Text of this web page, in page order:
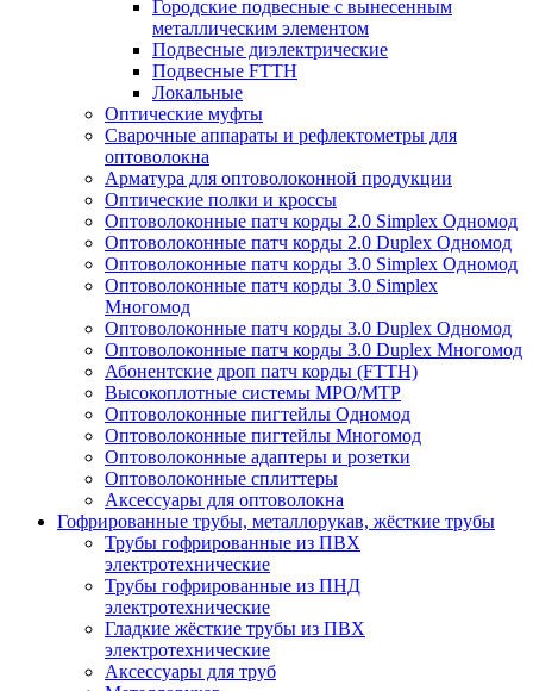
Городские подвесные с вынесенным
металлическим элементом
Подвесные диэлектрические
Подвесные FTTH
Локальные
Оптические муфты
Сварочные аппараты и рефлектометры для
оптоволокна
Арматура для оптоволоконной продукции
Оптические полки и кроссы
Оптоволоконные патч корды 2.0 Simplex Одномод
Оптоволоконные патч корды 2.0 Duplex Одномод
Оптоволоконные патч корды 3.0 Simplex Одномод
Оптоволоконные патч корды 3.0 Simplex
Многомод
Оптоволоконные патч корды 3.0 Duplex Одномод
Оптоволоконные патч корды 3.0 Duplex Многомод
Абонентские дроп патч корды (FTTH)
Высокоплотные системы MPO/MTP
Оптоволоконные пигтейлы Одномод
Оптоволоконные пигтейлы Многомод
Оптоволоконные адаптеры и розетки
Оптоволоконные сплиттеры
Аксессуары для оптоволокна
Гофрированные трубы, металлорукав, жёсткие трубы
Трубы гофрированные из ПВХ
электротехнические
Трубы гофрированные из ПНД
электротехнические
Гладкие жёсткие трубы из ПВХ
электротехнические
Аксессуары для труб